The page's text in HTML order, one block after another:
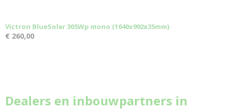
Victron BlueSolar 305Wp mono (1640x992x35mm)
€ 260,00
Dealers en inbouwpartners in